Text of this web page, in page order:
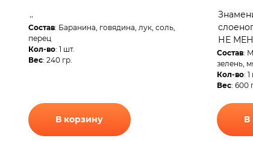
..
Состав: Баранина, говядина, лук, соль,
перец
Кол-во: 1 шт.
Вес: 240 гр.
В корзину
НЕ
Состав:
зелень,
Кол-во: 1
Вес: 600
В